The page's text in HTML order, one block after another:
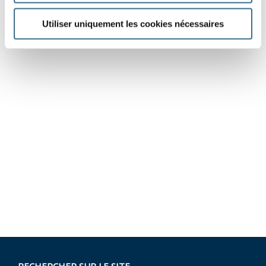
Utiliser uniquement les cookies nécessaires